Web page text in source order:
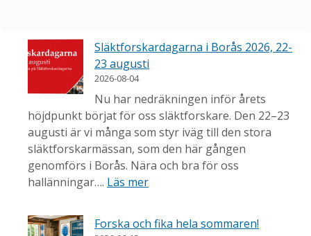
Släktforskardagarna i Borås 2026, 22-
23 augusti
2026-08-04
Nu har nedräkningen inför årets
höjdpunkt börjat för oss släktforskare. Den 22–23
augusti är vi många som styr iväg till den stora
släktforskarmässan, som den här gången
genomförs i Borås. Nära och bra för oss
hallänningar…. Läs mer
Forska och fika hela sommaren!